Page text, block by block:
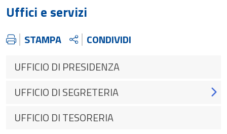
Uffici e servizi
STAMPA
CONDIVIDI
UFFICIO DI PRESIDENZA
UFFICIO DI SEGRETERIA
UFFICIO DI TESORERIA